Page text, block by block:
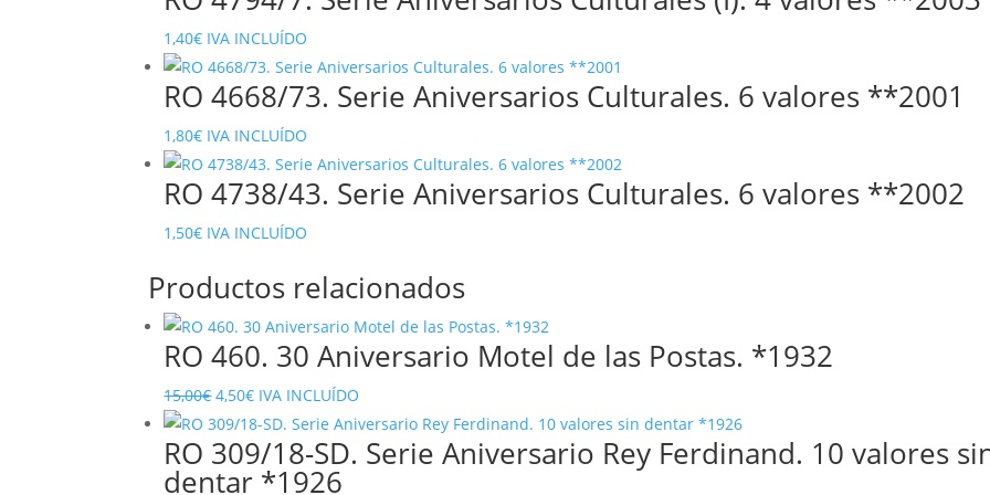
1,40€ IVA INCLUÍDO
RO 4668/73. Serie Aniversarios Culturales. 6 valores **2001
1,80€ IVA INCLUÍDO
RO 4738/43. Serie Aniversarios Culturales. 6 valores **2002
1,50€ IVA INCLUÍDO
Productos relacionados
RO 460. 30 Aniversario Motel de las Postas. *1932
15,00€El
precio
original
era:
4,50€El
precio
actual
es:
IVA INCLUÍDO
RO 309/18-SD. Serie Aniversario Rey Ferdinand. 10 valores
dentar *1926